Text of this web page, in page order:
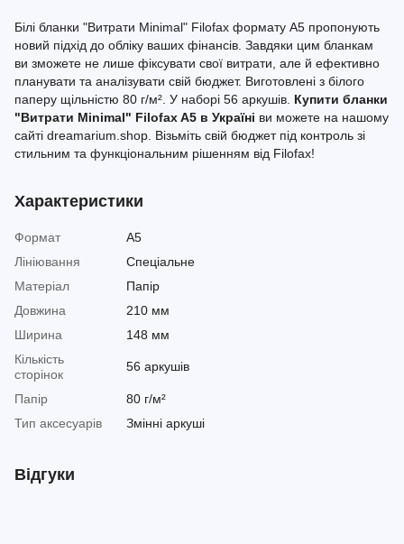
Білі бланки "Витрати Minimal" Filofax формату A5 пропонують
новий підхід до обліку ваших фінансів. Завдяки цим бланкам
ви зможете не лише фіксувати свої витрати, але й ефективно
планувати та аналізувати свій бюджет. Виготовлені з білого
паперу щільністю 80 г/м². У наборі 56 аркушів. Купити бланки
"Витрати Minimal" Filofax A5 в Україні ви можете на нашому
сайті dreamarium.shop. Візьміть свій бюджет під контроль зі
стильним та функціональним рішенням від Filofax!
Характеристики
Формат
A5
Лініювання
Спеціальне
Матеріал
Папір
Довжина
210 мм
Ширина
148 мм
Кількість
сторінок
56 аркушів
Папір
80 г/м²
Тип аксесуарів
Змінні аркуші
Відгуки